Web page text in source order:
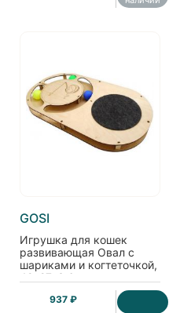
GOSI
Игрушка для кошек
развивающая Овал с
шариками и когтеточкой,
49*27*3,6 см
937 ₽